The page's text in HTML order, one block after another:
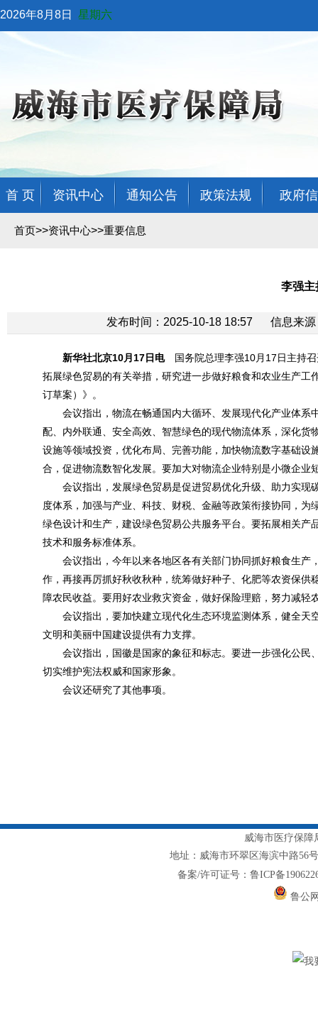
2026年8月8日 星期六
首 页 资讯中心 通知公告 政策法规 政府
首页>>资讯中心>>重要信息
李强主
发布时间：2025-10-18 18:57 信息来源
新华社北京10月17日电国务院总理李强10月17日主持召
拓展绿色贸易的有关举措，研究进一步做好粮食和农业生产
订草案）》。
会议指出，物流在畅通国内大循环、发展现代化产业体
配、内外联通、安全高效、智慧绿色的现代物流体系，深化
设施等领域投资，优化布局、完善功能，加快物流数字基础
合，促进物流数智化发展。要加大对物流企业特别是小微企
会议指出，发展绿色贸易是促进贸易优化升级、助力实
度体系，加强与产业、科技、财税、金融等政策衔接协同，
绿色设计和生产，建设绿色贸易公共服务平台。要拓展相关
技术和服务标准体系。
会议指出，今年以来各地区各有关部门协同抓好粮食生
作，再接再厉抓好秋收秋种，统筹做好种子、化肥等农资保
障农民收益。要用好农业救灾资金，做好保险理赔，努力减轻
会议指出，要加快建立现代化生态环境监测体系，健全
文明和美丽中国建设提供有力支撑。
会议指出，国徽是国家的象征和标志。要进一步强化公
切实维护宪法权威和国家形象。
会议还研究了其他事项。
威海市医疗保障
地址：威海市环翠区海滨中路56
备案/许可证号：鲁ICP备
鲁公